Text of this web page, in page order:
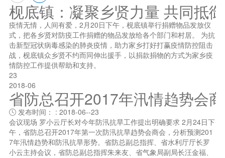
枧底镇：凝聚乡贤力量 共同抵
疫情无情，人间有爱，2月20日下午，枧底镇举行捐赠物品发放仪
式，把各乡贤对防疫工作捐赠的物品发放给各个部门和村居。 为抗
击新型冠状病毒感染的肺炎疫情，助力家乡打好打赢疫情防控阻击
战，枧底镇众乡贤不约而同伸出援手，以捐款捐物的方式为家乡疫
情防控工作提供帮助和支持。
23
2018-06
省防总召开2017年汛情趋势会
发布时间： : 2018-06--23
会议现场 罗小云厅长对今年防汛抗旱工作提出明确要求 2月24日下
午，省防总召开2017年第一次防汛抗旱趋势会商会，分析预测201
7年汛情趋势和防汛抗旱形势。省防总副总指挥、省水利厅厅长罗
小云主持会议，省防总副总指挥朱来友、省气象局副局长汪金福、